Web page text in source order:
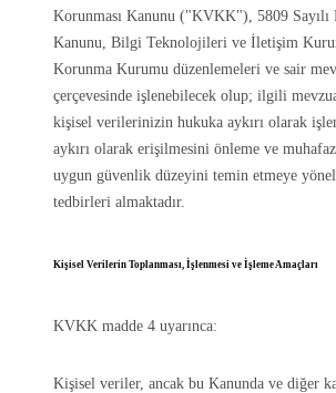
Korunması Kanunu ("KVKK"), 5809 Sayılı
Kanunu, Bilgi Teknolojileri ve İletişim
Korunma Kurumu düzenlemeleri ve sair
çerçevesinde işlenebilecek olup; ilgili
kişisel verilerinizin hukuka aykırı olarak
aykırı olarak erişilmesini önleme ve
uygun güvenlik düzeyini temin etmeye
tedbirleri almaktadır.
Kişisel Verilerin Toplanması, İşlenmesi ve İşleme Amaçları
KVKK madde 4 uyarınca:
Kişisel veriler, ancak bu Kanunda ve diğer